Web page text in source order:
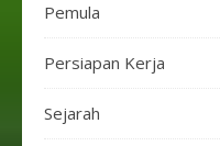
Pemula
Persiapan Kerja
Sejarah